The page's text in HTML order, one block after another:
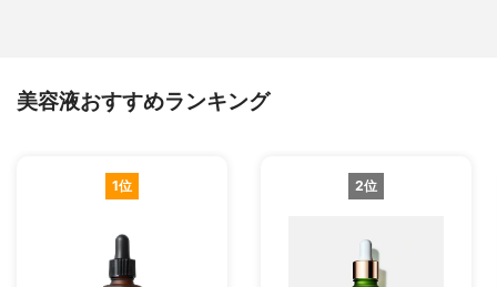
美容液おすすめランキング
1位 2位